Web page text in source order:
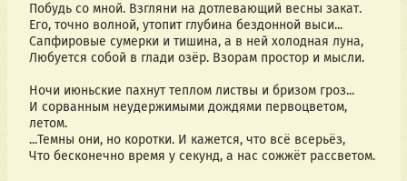
Побудь со мной. Взгляни на дотлевающий весны закат.
Его, точно волной, утопит глубина бездонной выси...
Сапфировые сумерки и тишина, а в ней холодная луна,
Любуется собой в глади озёр. Взорам простор и мысли.
Ночи июньские пахнут теплом листвы и бризом гроз...
И сорванным неудержимыми дождями первоцветом,
летом.
...Темны они, но коротки. И кажется, что всё всерьёз,
Что бесконечно время у секунд, а нас сожжёт рассветом.